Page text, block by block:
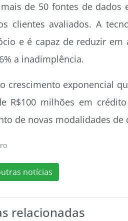
de 50 fontes de
clientes avaliados. A
e é capaz de reduzir
a inadimplência.
crescimento exponencial
R$100 milhões em
de novas modalidades
notícias
relacionadas